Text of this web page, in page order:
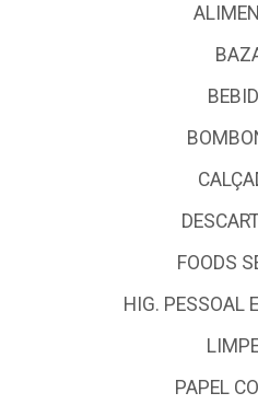
FOODS
HIG. PESSOAL
PAPEL